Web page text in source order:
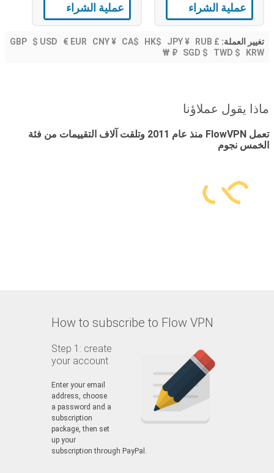
عملية الشراء عملية الشراء
تغيير العملة: £ GBP
$ USD € EUR CNY ¥ CA$ HK$ JPY ¥
RUB
₽
SGD $ TWD $ KRW ₩
ماذا يقول عملاؤنا
تعمل FlowVPN منذ عام 2011 وتلقت آلاف التقييمات من فئة
الخمس نجوم
How to subscribe to Flow VPN
Step 1: create
your account
Enter your email
address, choose
a password and a
subscription
package, then set
up your
subscription through PayPal.